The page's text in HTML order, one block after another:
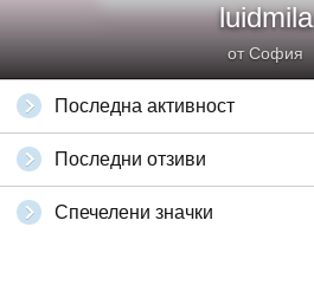
luidmila
от София
Последна активност
Последни отзиви
Спечелени значки